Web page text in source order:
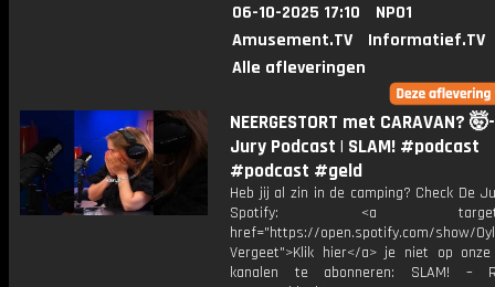
06-10-2025 17:10
NPO1
Amusement.TV
Informatief.TV
Alle afleveringen
NEERGESTORT met CARAVAN?
Jury Podcast | SLAM! #podcast
#podcast #geld
Heb jij al zin in de camping? Check De
Spotify: <a
href="https://open.spotify.com/show/
Vergeet">Klik hier</a> je niet op onze
kanalen te abonneren: SLAM! –